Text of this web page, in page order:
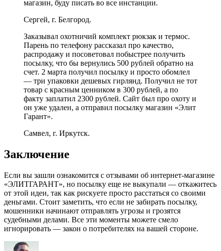
магазин, буду писать во все инстанции.
Сергей, г. Белгород.
Заказывал охотничий комплект рюкзак и термос.
Парень по телефону рассказал про качество,
распродажу и посоветовал побыстрее получить
посылку, что бы вернулись 500 рублей обратно на
счет. 2 марта получил посылку и просто обомлел
— три упаковки дешевых гирлянд. Получил не тот
товар с красным ценником в 300 рублей, а по
факту заплатил 2300 рублей. Сайт был про охоту и
он уже удален, а отправил посылку магазин «Элит
Гарант».
Самвел, г. Иркутск.
Заключение
Если вы зашли ознакомится с отзывами об интернет-магазине
«ЭЛИТГАРАНТ», но посылку еще не выкупали — откажитесь
от этой идеи, так как рискуете просто расстаться со своими
деньгами. Стоит заметить, что если не забирать посылку,
мошенники начинают отправлять угрозы и грозятся
судебными делами. Все эти моменты можете смело
игнорировать — закон о потребителях на вашей стороне.